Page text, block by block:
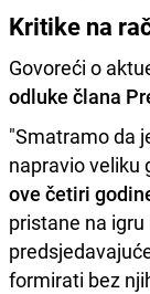
Kritike na
Govoreći o
odluke člana
"Smatramo da
napravio veliku
ove četiri
pristane na igru
formirati bez